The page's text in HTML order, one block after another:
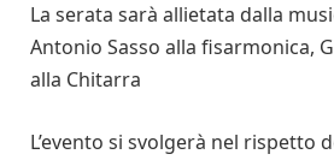
La serata sarà allietata dalla
Antonio Sasso alla fisarmonica,
alla Chitarra
L’evento si svolgerà nel rispetto